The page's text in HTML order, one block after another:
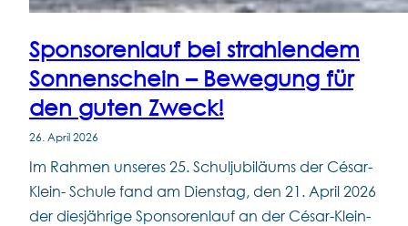
Sponsorenlauf bei strahlendem
Sonnenschein – Bewegung für
den guten Zweck!
26. April 2026
Im Rahmen unseres 25. Schuljubiläums der César-
Klein- Schule fand am Dienstag, den 21. April 2026
der diesjährige Sponsorenlauf an der César-Klein-